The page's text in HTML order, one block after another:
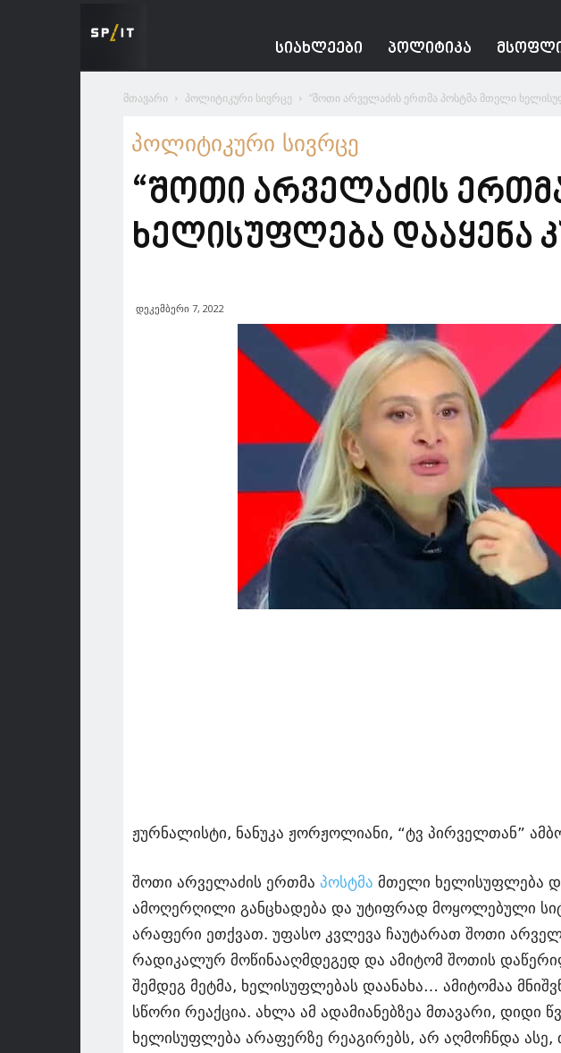
ᲡᲘᲐᲮᲚᲔᲔᲑᲘ ᲞᲝᲚᲘᲢᲘᲙᲐ
მთავარი პოლიტიკური სივრცე “შოთი არველაძის ერთმა პოსტმა მთელი
პოლიტიკური სივრცე
“შოთი არველაძის
ხელისუფლება დააყენა
დეკემბერი 7, 2022
ჟურნალისტი, ნანუკა ჟორჟოლიანი, “ტვ პირველთან”
შოთი არველაძის ერთმა პოსტმა მთელი ხელისუფლება
ამოღერღილი განცხადება და უტიფრად მოყოლებული
არაფერი ეთქვათ. უფასო კვლევა ჩაუტარათ შოთი
რადიკალურ მოწინააღმდეგედ და ამიტომ შოთის
შემდეგ მეტმა, ხელისუფლებას დაანახა… ამიტომაა
სწორი რეაქცია. ახლა ამ ადამიანებზეა მთავარი, დიდი
ხელისუფლება არაფერზე რეაგირებს, არ აღმოჩნდა